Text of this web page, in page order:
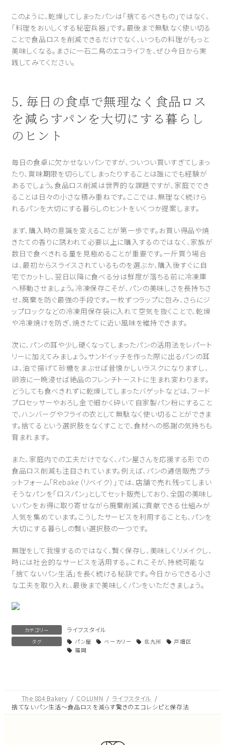
このように、乾燥してしまったパンは「捨てるべきもの」ではなく、
「料理をおいしくする秘密兵器」です。最後まで無駄なく使い切る
ことで食品ロスを削減できるだけでなく、いつもの料理がもっと
美味しくなる。まさに一石二鳥のエコライフを、ぜひ今日から実
践してみてください。
5. 毎日の食卓で無理なく食品ロス
を減らすパンを大切にする暮らし
のヒント
毎日の食卓に欠かせないパンですが、ついつい買いすぎてしまっ
たり、賞味期限を切らしてしまったりすることは誰にでも経験が
あるでしょう。食品ロス削減は世界的な課題ですが、家庭ででき
ることは日々の小さな積み重ねです。ここでは、無理なく続けら
れるパンを大切にする暮らしのヒントをいくつか提案します。
まず、購入時の意識を変えることが第一歩です。お買い得品や焼
きたての香りに誘われて必要以上に購入するのではなく、家族が
数日で食べきれる量を見極めることが重要です。一斤買う場合
は、最初からスライスされているものを選ぶか、購入後すぐに自
宅でカットし、翌日以降に食べる分は鮮度が落ちる前に冷凍庫
へ移動させましょう。冷凍保存こそが、パンの美味しさを長持ちさ
せ、廃棄を防ぐ最強の手段です。一枚ずつラップに包み、さらにジ
ップロックなどの冷凍用保存袋に入れて空気を抜くことで、乾燥
や冷凍焼けを防ぎ、焼きたてに近い風味を維持できます。
次に、パンの耳や少し硬くなってしまったパンの活用法をレパート
リーに加えてみましょう。サンドイッチを作った際に出るパンの耳
は、油で揚げて砂糖をまぶせば昔懐かしいラスクになりますし、
卵液に一晩浸せば絶品のフレンチトーストに生まれ変わります。
どうしても食べきれずに乾燥してしまったバゲットなどは、フード
プロセッサーやおろし金で細かく砕いて自家製パン粉にすること
で、ハンバーグやフライの衣として無駄なく使い切ることができま
す。捨てるという選択肢をなくすことで、食材への感謝の気持ちも
育まれます。
また、家庭内での工夫だけでなく、パン屋さんを応援する形での
食品ロス削減も注目されています。例えば、パンの通信販売プラ
ットフォーム「Rebake（リベイク）」では、店舗で売れ残ってしまい
そうなパンを「ロスパン」としてセット販売しており、全国の美味し
いパンをお得に取り寄せながら廃棄削減に貢献できる仕組みが
人気を集めています。こうしたサービスを利用することも、パンを
大切にする暮らしの賢い選択肢の一つです。
無理をして我慢するのではなく、賢く保存し、美味しくリメイクし、
時には社会的なサービスを活用する。これこそが、持続可能な
「捨てないパン生活」を長く続ける秘訣です。今日からできる小さ
な工夫を取り入れ、最後まで美味しくパンをいただきましょう。
カテゴリー ライフスタイル
タグ パン屋 ベーカリー 北九州
戸畑区
福岡
The 884 Bakery COLUMN
ライフスタイル
捨てないパン生活～食品ロスを減らす驚きのエコレシピと保存法